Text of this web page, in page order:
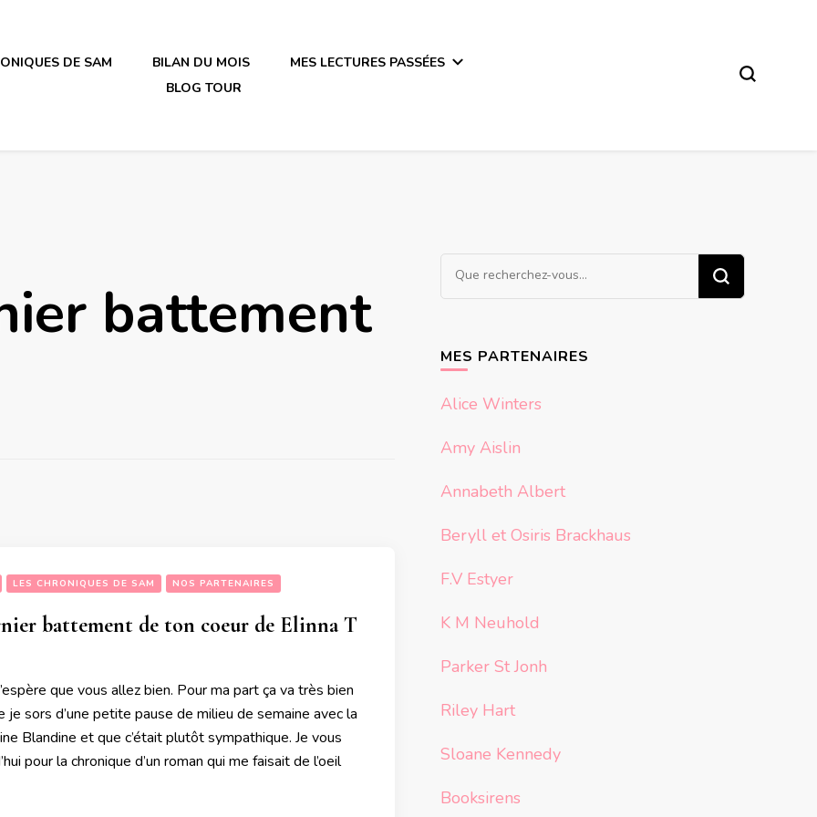
en plastique
DE SAM BILAN DU MOIS
MES LECTURES PASSÉES
BLOG TOUR
battement
LES CHRONIQUES DE SAM NOS PARTENAIRES
battement de ton coeur de Elinna T
que vous allez bien. Pour ma part ça va très bien
je sors d’une petite pause de milieu de semaine avec la
Blandine et que c’était plutôt sympathique. Je vous
pour la chronique d’un roman qui me faisait de l’oeil
Vous
recherchiez
MES PARTENAIRES
Alice Winters
Amy Aislin
Annabeth Albert
Beryll et Osiris Brackhaus
F.V Estyer
K M Neuhold
Parker St Jonh
Riley Hart
Sloane Kennedy
Booksirens